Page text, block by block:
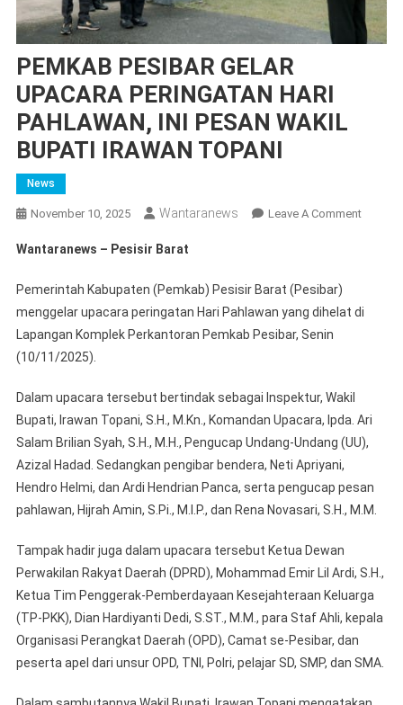
PEMKAB PESIBAR GELAR
UPACARA PERINGATAN HARI
PAHLAWAN, INI PESAN WAKIL
BUPATI IRAWAN TOPANI
News
November 10, 2025 Wantaranews Leave A CommentOn
WAKIL
BUPATI
Wantaranews – Pesisir Barat
Pemerintah Kabupaten (Pemkab) Pesisir Barat (Pesibar)
menggelar upacara peringatan Hari Pahlawan yang dihelat di
Lapangan Komplek Perkantoran Pemkab Pesibar, Senin
(10/11/2025).
Dalam upacara tersebut bertindak sebagai Inspektur, Wakil
Bupati, Irawan Topani, S.H., M.Kn., Komandan Upacara, Ipda. Ari
Salam Brilian Syah, S.H., M.H., Pengucap Undang-Undang (UU),
Azizal Hadad. Sedangkan pengibar bendera, Neti Apriyani,
Hendro Helmi, dan Ardi Hendrian Panca, serta pengucap pesan
pahlawan, Hijrah Amin, S.Pi., M.I.P., dan Rena Novasari, S.H., M.M.
Tampak hadir juga dalam upacara tersebut Ketua Dewan
Perwakilan Rakyat Daerah (DPRD), Mohammad Emir Lil Ardi, S.H.,
Ketua Tim Penggerak-Pemberdayaan Kesejahteraan Keluarga
(TP-PKK), Dian Hardiyanti Dedi, S.ST., M.M., para Staf Ahli, kepala
Organisasi Perangkat Daerah (OPD), Camat se-Pesibar, dan
peserta apel dari unsur OPD, TNI, Polri, pelajar SD, SMP, dan SMA.